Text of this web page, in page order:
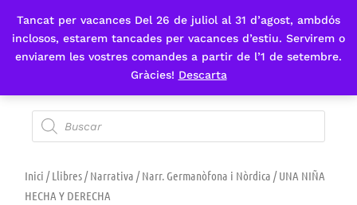
Tancat per vacances Del 26 de juliol al 31 d’agost, ambdós
inclosos, estarem tancades per vacances d’estiu. Servirem o
enviarem les vostres comandes a partir de l’1 de setembre.
Gràcies! Descarta
Fes-te'n sòcia
Inici /Llibres/Narrativa /Narr. Germanòfona i Nòrdica / UNA NIÑA
HECHA Y DERECHA